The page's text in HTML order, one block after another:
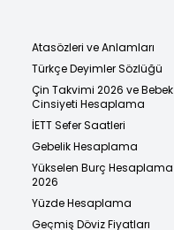
Atasözleri ve Anlamları
Türkçe Deyimler Sözlüğü
Çin Takvimi 2026 ve Bebek
Cinsiyeti Hesaplama
İETT Sefer Saatleri
Gebelik Hesaplama
Yükselen Burç Hesaplama
2026
Yüzde Hesaplama
Geçmiş Döviz Fiyatları